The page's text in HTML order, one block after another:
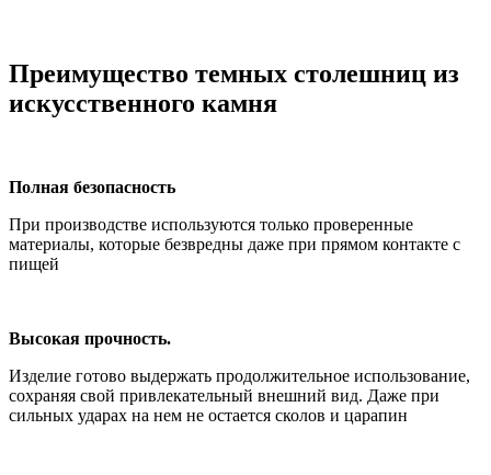
Преимущество темных столешниц из
искусственного камня
Полная безопасность
При производстве используются только проверенные
материалы, которые безвредны даже при прямом контакте с
пищей
Высокая прочность.
Изделие готово выдержать продолжительное использование,
сохраняя свой привлекательный внешний вид. Даже при
сильных ударах на нем не остается сколов и царапин